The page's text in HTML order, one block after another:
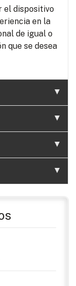
el dispositivo
en la
de igual o
que se desea